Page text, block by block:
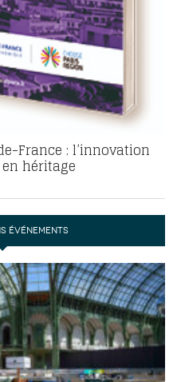
France : l’innovation
héritage
ÉVÉNEMENTS